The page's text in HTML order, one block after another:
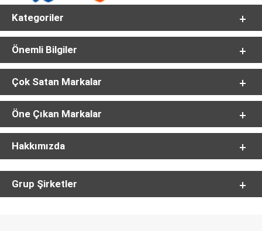
Kategoriler
Önemli Bilgiler
Çok Satan Markalar
Öne Çıkan Markalar
Hakkımızda
Grup Şirketler